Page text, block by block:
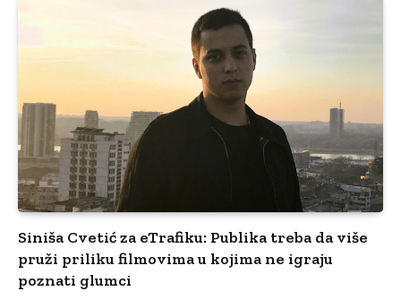
Siniša Cvetić za eTrafiku: Publika treba da više
pruži priliku filmovima u kojima ne igraju
poznati glumci